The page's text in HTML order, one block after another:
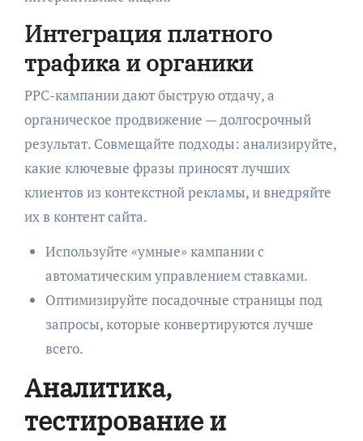
Интеграция платного
трафика и органики
PPC-кампании дают быструю отдачу, а
органическое продвижение — долгосрочный
результат. Совмещайте подходы: анализируйте,
какие ключевые фразы приносят лучших
клиентов из контекстной рекламы, и внедряйте
их в контент сайта.
Используйте «умные» кампании с
автоматическим управлением ставками.
Оптимизируйте посадочные страницы под
запросы, которые конвертируются лучше
всего.
Аналитика,
тестирование и